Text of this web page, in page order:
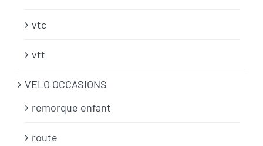
vtc
vtt
VELO OCCASIONS
remorque enfant
route